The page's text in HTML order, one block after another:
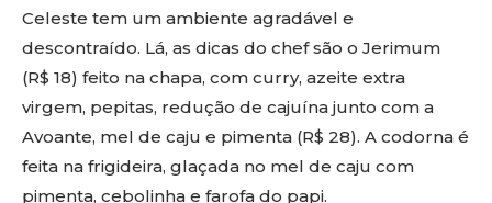
Celeste tem um ambiente agradável e
descontraído. Lá, as dicas do chef são o Jerimum
(R$ 18) feito na chapa, com curry, azeite extra
virgem, pepitas, redução de cajuína junto com a
Avoante, mel de caju e pimenta (R$ 28). A codorna é
feita na frigideira, glaçada no mel de caju com
pimenta, cebolinha e farofa do papi.